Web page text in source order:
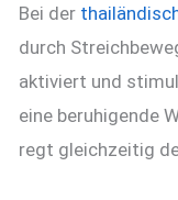
Bei der
durch
aktiviert und
eine beruhigende
regt gleichzeitig